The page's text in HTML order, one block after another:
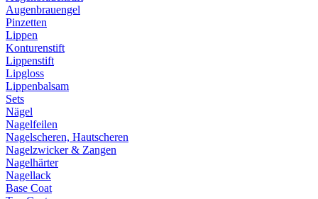
Augenbrauengel
Pinzetten
Lippen
Konturenstift
Lippenstift
Lipgloss
Lippenbalsam
Sets
Nägel
Nagelfeilen
Nagelscheren, Hautscheren
Nagelzwicker & Zangen
Nagelhärter
Nagellack
Base Coat